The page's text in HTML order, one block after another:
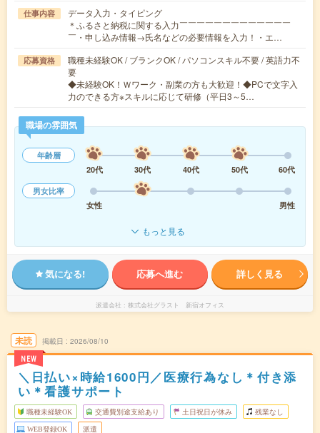
仕事内容
データ入力・タイピング
＊ふるさと納税に関する入力￣￣￣￣￣￣￣￣￣￣￣￣￣
￣・申し込み情報→氏名などの必要情報を入力！・エ…
応募資格
職種未経験OK / ブランクOK / パソコンスキル不要 / 英語力不
要
◆未経験OK！Ｗワーク・副業の方も大歓迎！◆PCで文字入
力のできる方※スキルに応じて研修（平日3～5…
職場の雰囲気
年齢層
20代
30代 40代 50代
60代
男女比率
女性
男性
もっと見る
気になる! 応募へ進む 詳しく見る
派遣会社 株式会社グラスト 新宿オフィス
未読
NEW
掲載日 2026/08/10
＼日払い×時給1600円／医療行為なし＊付き添
い＊看護サポート
職種未経験OK 交通費別途支給あり 土日祝日が休み 残業なし
WEB登録OK 派遣